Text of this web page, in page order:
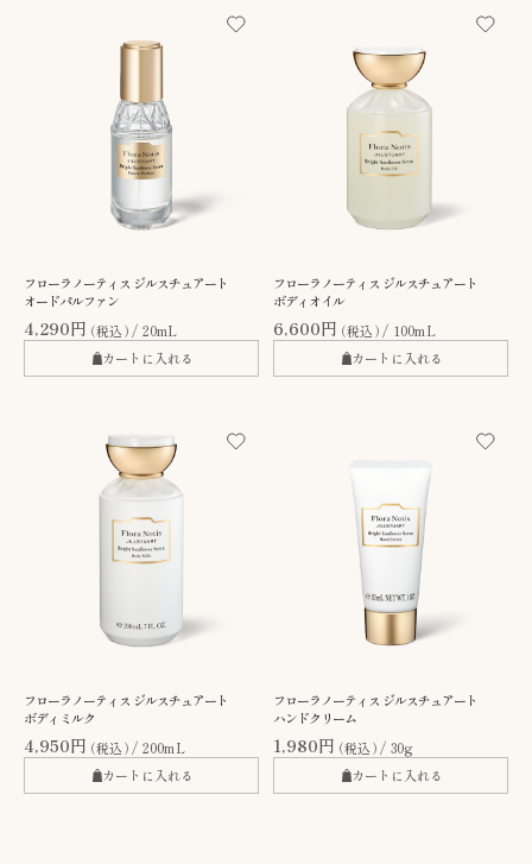
フローラノーティス ジルスチュアート
オードパルファン
4,290円（税込） 20mL
カートに入れる
フローラノーティス ジルスチュアート
ボディオイル
6,600円（税込） 100mL
カートに入れる
フローラノーティス ジルスチュアート
ボディミルク
4,950円（税込） 200mL
カートに入れる
フローラノーティス ジルスチュアート
ハンドクリーム
1,980円（税込） 30g
カートに入れる